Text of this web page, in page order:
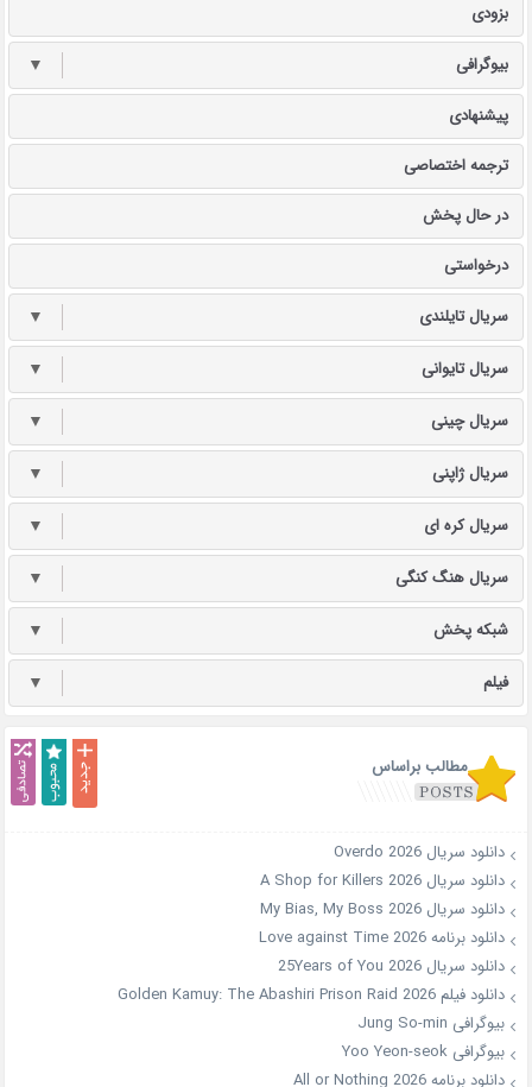
بزودی
بیوگرافی ▼
پیشنهادی
ترجمه اختصاصی
در حال پخش
درخواستی
سریال تایلندی ▼
سریال تایوانی ▼
سریال چینی ▼
سریال ژاپنی ▼
سریال کره ای ▼
سریال هنگ کنگی ▼
شبکه پخش ▼
فیلم ▼
مطالب براساس
دانلود سریال Overdo 2026
دانلود سریال A Shop for Killers 2026
دانلود سریال My Bias, My Boss 2026
دانلود برنامه Love against Time 2026
دانلود سریال 25Years of You 2026
دانلود فیلم Golden Kamuy: The Abashiri Prison Raid 2026
بیوگرافی Jung So-min
بیوگرافی Yoo Yeon-seok
دانلود برنامه All or Nothing 2026